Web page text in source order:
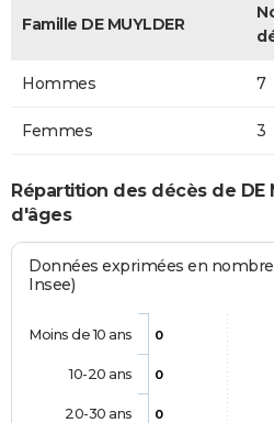
Famille DE MUYLDER
Hommes 7
Femmes 3
Répartition des décès de DE
d'âges
Données exprimées en nombre
Insee)
0
0
0
Moins de 10 ans
10-20 ans
20-30 ans